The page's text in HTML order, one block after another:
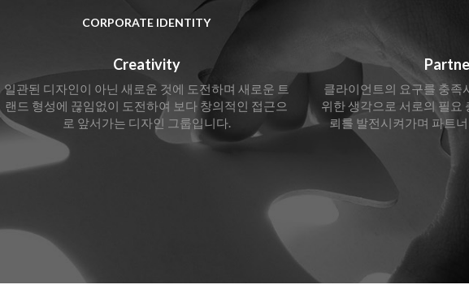
CORPORATE IDENTITY
Creativity
일관된 디자인이 아닌 새로운 것에 도전하며 새로운 트
랜드 형성에 끊임없이 도전하여 보다 창의적인 접근으
로 앞서가는 디자인 그룹입니다.
클라이언트의 요구를 충족
위한 생각으로 서로의 필요
뢰를 발전시켜가며 파트